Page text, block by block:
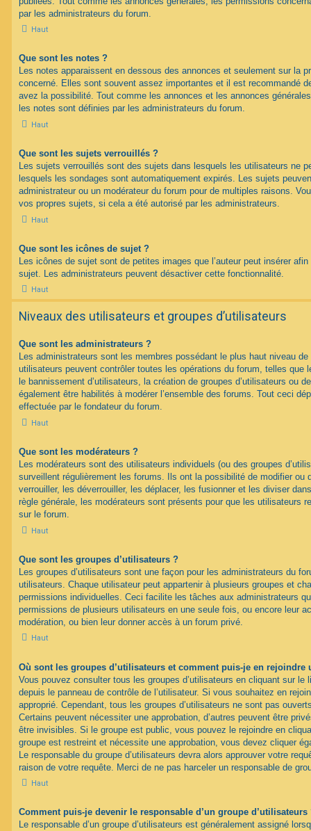
par les administrateurs du forum.
Haut
Que sont les notes ?
Les notes apparaissent en dessous des annonces et seulement sur la
concerné. Elles sont souvent assez importantes et il est recommandé
avez la possibilité. Tout comme les annonces et les annonces
les notes sont définies par les administrateurs du forum.
Haut
Que sont les sujets verrouillés ?
Les sujets verrouillés sont des sujets dans lesquels les utilisateurs ne
lesquels les sondages sont automatiquement expirés. Les sujets
administrateur ou un modérateur du forum pour de multiples raisons.
vos propres sujets, si cela a été autorisé par les administrateurs.
Haut
Que sont les icônes de sujet ?
Les icônes de sujet sont de petites images que l’auteur peut insérer
sujet. Les administrateurs peuvent désactiver cette fonctionnalité.
Haut
Niveaux des utilisateurs et groupes d’utilisateurs
Que sont les administrateurs ?
Les administrateurs sont les membres possédant le plus haut niveau
utilisateurs peuvent contrôler toutes les opérations du forum, telles que
le bannissement d’utilisateurs, la création de groupes d’utilisateurs ou
également être habilités à modérer l’ensemble des forums. Tout ceci
effectuée par le fondateur du forum.
Haut
Que sont les modérateurs ?
Les modérateurs sont des utilisateurs individuels (ou des groupes
surveillent régulièrement les forums. Ils ont la possibilité de modifier ou
verrouiller, les déverrouiller, les déplacer, les fusionner et les diviser
règle générale, les modérateurs sont présents pour que les utilisateurs
sur le forum.
Haut
Que sont les groupes d’utilisateurs ?
Les groupes d’utilisateurs sont une façon pour les administrateurs du
utilisateurs. Chaque utilisateur peut appartenir à plusieurs groupes et
permissions individuelles. Ceci facilite les tâches aux administrateurs
permissions de plusieurs utilisateurs en une seule fois, ou encore leur
modération, ou bien leur donner accès à un forum privé.
Haut
Où sont les groupes d’utilisateurs et comment puis-je en rejoindre
Vous pouvez consulter tous les groupes d’utilisateurs en cliquant sur le
depuis le panneau de contrôle de l’utilisateur. Si vous souhaitez en
approprié. Cependant, tous les groupes d’utilisateurs ne sont pas
Certains peuvent nécessiter une approbation, d’autres peuvent être
être invisibles. Si le groupe est public, vous pouvez le rejoindre en
groupe est restreint et nécessite une approbation, vous devez cliquer
Le responsable du groupe d’utilisateurs devra alors approuver votre
raison de votre requête. Merci de ne pas harceler un responsable de
Haut
Comment puis-je devenir le responsable d’un groupe d’utilisateurs
Le responsable d’un groupe d’utilisateurs est généralement assigné